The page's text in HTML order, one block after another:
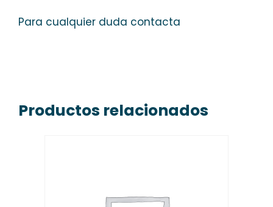
Para cualquier duda contacta
Productos relacionados